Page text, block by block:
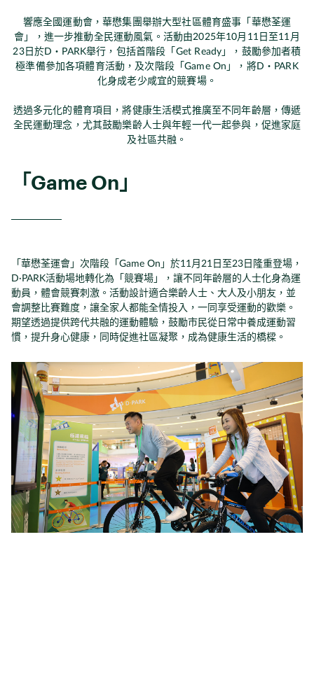
響應全國運動會，華懋集團舉辦大型社區體育盛事「華懋荃運
會」，進一步推動全民運動風氣。活動由2025年10月11日至11月
23日於D‧PARK舉行，包括首階段「Get Ready」，鼓勵參加者積
極準備參加各項體育活動，及次階段「Game On」，將D‧PARK
化身成老少咸宜的競賽場。
透過多元化的體育項目，將健康生活模式推廣至不同年齡層，傳遞
全民運動理念，尤其鼓勵樂齡人士與年輕一代一起參與，促進家庭
及社區共融。
「Game On」
「華懋荃運會」次階段「Game On」於11月21日至23日隆重登場，
D·PARK活動場地轉化為「競賽場」，讓不同年齡層的人士化身為運
動員，體會競賽刺激。活動設計適合樂齡人士、大人及小朋友，並
會調整比賽難度，讓全家人都能全情投入，一同享受運動的歡樂。
期望透過提供跨代共融的運動體驗，鼓勵市民從日常中養成運動習
慣，提升身心健康，同時促進社區凝聚，成為健康生活的橋樑。